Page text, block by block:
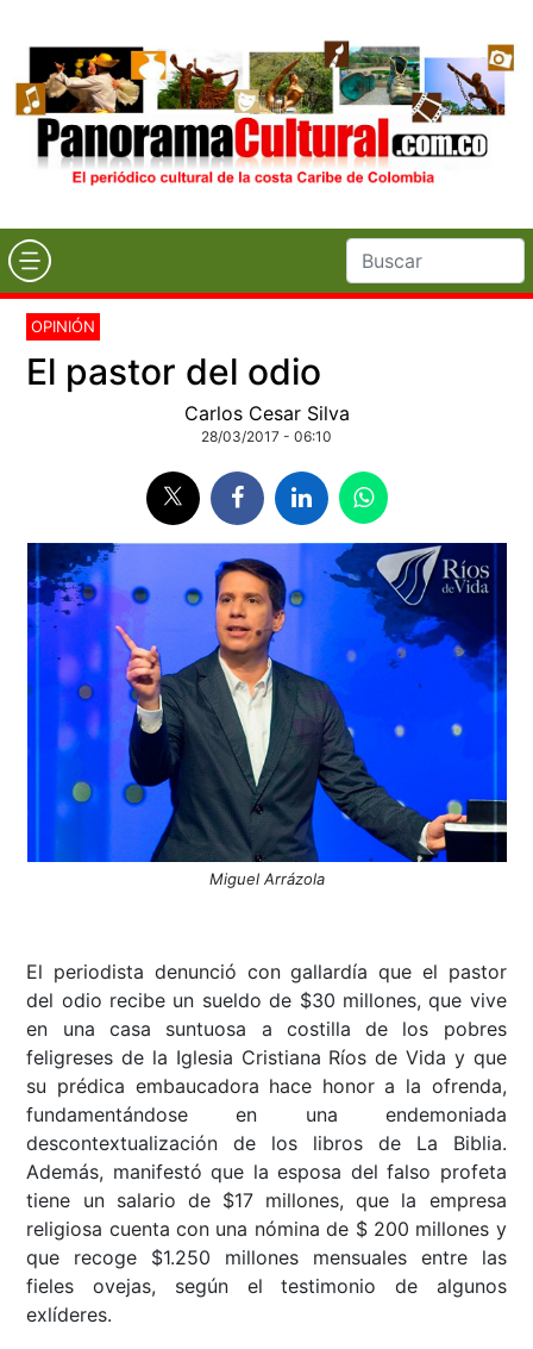
OPINIÓN
El pastor del odio
Carlos Cesar Silva
28/03/2017 - 06:10
Miguel Arrázola
El periodista denunció con gallardía que el pastor
del odio recibe un sueldo de $30 millones, que vive
en una casa suntuosa a costilla de los pobres
feligreses de la Iglesia Cristiana Ríos de Vida y que
su prédica embaucadora hace honor a la ofrenda,
fundamentándose en una endemoniada
descontextualización de los libros de La Biblia.
Además, manifestó que la esposa del falso profeta
tiene un salario de $17 millones, que la empresa
religiosa cuenta con una nómina de $ 200 millones y
que recoge $1.250 millones mensuales entre las
fieles ovejas, según el testimonio de algunos
exlíderes.